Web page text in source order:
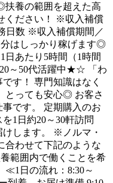
扶養の範囲を超えた高
ください！ ※収入補償
日数 ※収入補償期間／
はしっかり稼げます◎
あたり5時間（1時間
～50代活躍中★☆ 「わ
す！ 専門知識はなく
とっても安心◎ お客さ
です。 定期購入のお
1日約20～30軒訪問
けします。 ※ノルマ・
わせて下記のような
範囲内で働くことを希
日の流れ：8:30～